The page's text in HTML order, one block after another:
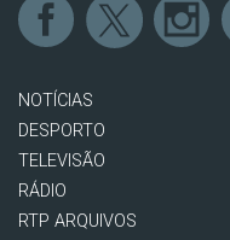
NOTÍCIAS
DESPORTO
TELEVISÃO
RÁDIO
RTP ARQUIVOS